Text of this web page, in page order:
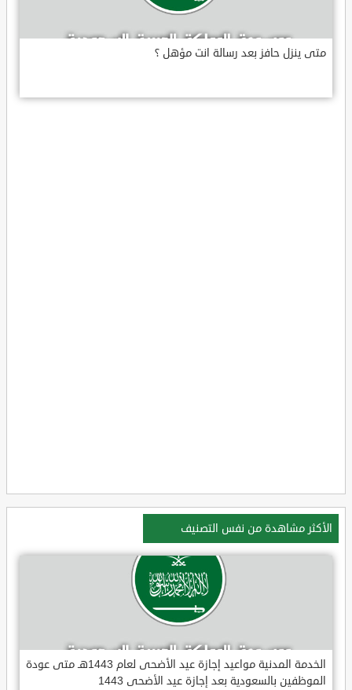
متى ينزل حافز بعد رسالة انت مؤهل ؟
الأكثر مشاهدة من نفس التصنيف
الخدمة المدنية مواعيد إجازة عيد الأضحى لعام 1443هـ متى عودة
الموظفين بالسعودية بعد إجازة عيد الأضحى 1443